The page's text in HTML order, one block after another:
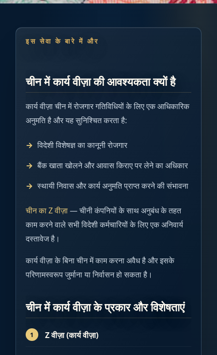
इस सेवा के बारे में और
चीन में कार्य वीज़ा की आवश्यकता क्यों है
कार्य वीज़ा चीन में रोजगार गतिविधियों के लिए एक आधिकारिक
अनुमति है और यह सुनिश्चित करता है:
विदेशी विशेषज्ञ का कानूनी रोजगार
बैंक खाता खोलने और आवास किराए पर लेने का अधिकार
स्थायी निवास और कार्य अनुमति प्राप्त करने की संभावना
चीन का Z वीज़ा— चीनी कंपनियों के साथ अनुबंध के तहत
काम करने वाले सभी विदेशी कर्मचारियों के लिए एक अनिवार्य
दस्तावेज है।
कार्य वीज़ा के बिना चीन में काम करना अवैध है और इसके
परिणामस्वरूप जुर्माना या निर्वासन हो सकता है।
चीन में कार्य वीज़ा के प्रकार और विशेषताएं
Z वीज़ा (कार्य वीज़ा)